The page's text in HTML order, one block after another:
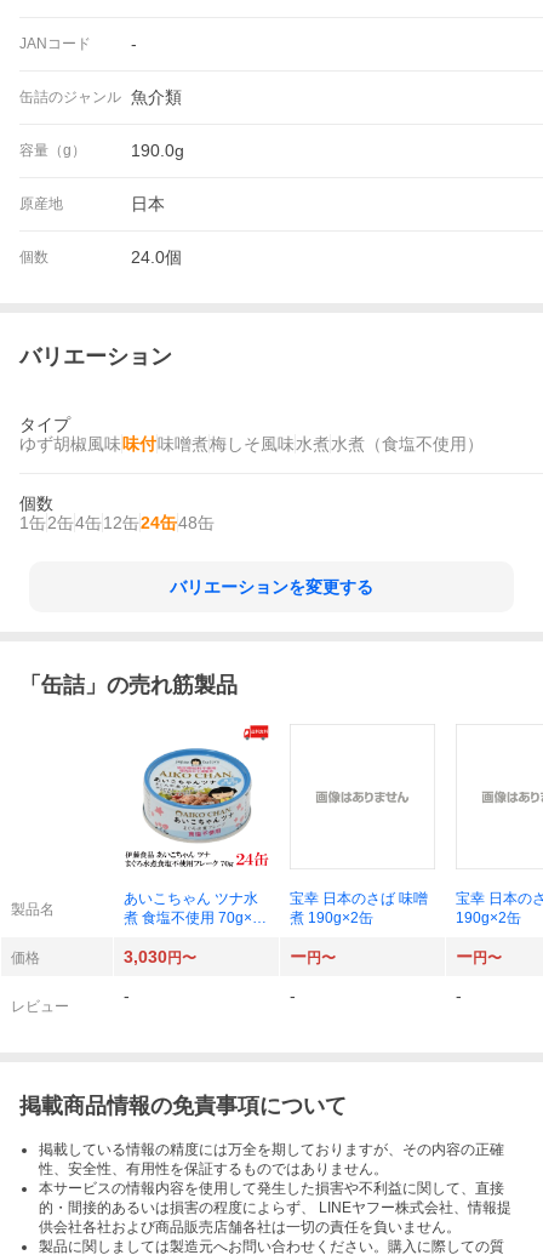
JANコード -
缶詰のジャンル 魚介類
容量（g） 190.0g
原産地 日本
個数 24.0個
バリエーション
タイプ
ゆず胡椒風味味付味噌煮梅しそ風味水煮水煮（食塩不使用）
個数
1缶2缶4缶12缶24缶48缶
バリエーションを変更する
「 缶詰 」の売れ筋製品
製品名
あいこちゃん ツナ水
煮 食塩不使用 70g×24
宝幸 日本のさば 味噌
煮 190g×2缶
宝幸 日本の
190g×2缶
価格 3,030円〜 ー円〜 ー円〜
レビュー
- - -
掲載商品情報の免責事項について
掲載している情報の精度には万全を期しておりますが、その内容の正確
性、安全性、有用性を保証するものではありません。
本サービスの情報内容を使用して発生した損害や不利益に関して、直接
的・間接的あるいは損害の程度によらず、 LINEヤフー株式会社、情報提
供会社各社および商品販売店舗各社は一切の責任を負いません。
製品に関しましては製造元へお問い合わせください。購入に際しての質